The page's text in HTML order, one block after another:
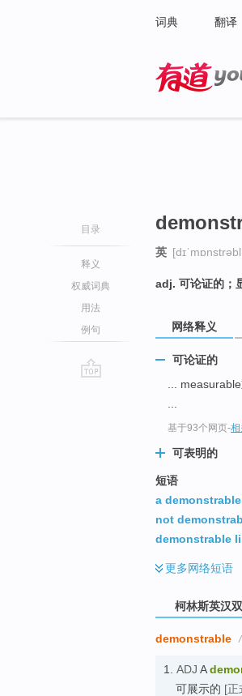
词典 翻译
目录
释义
权威词典
用法
例句
英
adj. 可论证的；
网络释义
可论证的
...
基于93个网页-
可表明的
短语
a
not
demonstrable
更多网络短语
柯林斯英汉
demonstrable
1. ADJ A
可展示的 [正